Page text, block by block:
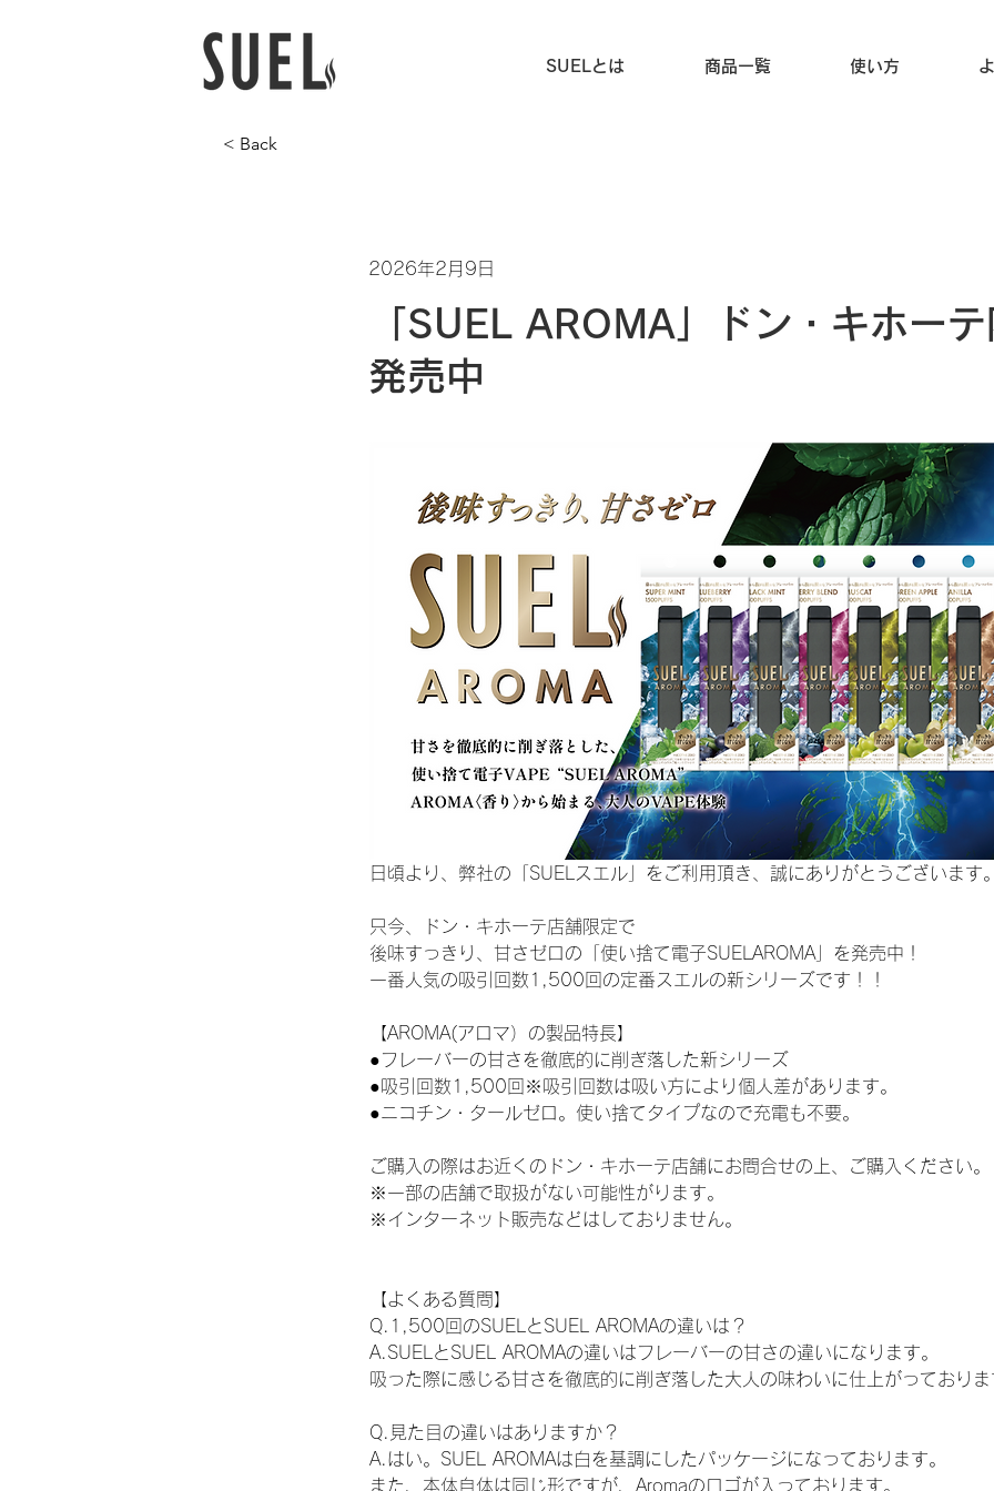
SUELとは 商品一覧 使い方
< Back
2026年2月9日
「SUEL AROMA」ドン・キホー
発売中
日頃より、弊社の「SUELスエル」をご利用頂き、誠にありがとうございます
只今、ドン・キホーテ店舗限定で
後味すっきり、甘さゼロの「使い捨て電子SUELAROMA」を発売中！
一番人気の吸引回数1,500回の定番スエルの新シリーズです！！
【AROMA(アロマ）の製品特長】
●フレーバーの甘さを徹底的に削ぎ落した新シリーズ
●吸引回数1,500回※吸引回数は吸い方により個人差があります。
●ニコチン・タールゼロ。使い捨てタイプなので充電も不要。
ご購入の際はお近くのドン・キホーテ店舗にお問合せの上、ご購入ください。
※一部の店舗で取扱がない可能性がります。
※インターネット販売などはしておりません。
【よくある質問】
Q.1,500回のSUELとSUEL AROMAの違いは？
A.SUELとSUEL AROMAの違いはフレーバーの甘さの違いになります。
吸った際に感じる甘さを徹底的に削ぎ落した大人の味わいに仕上がっており
Q.見た目の違いはありますか？
A.はい。SUEL AROMAは白を基調にしたパッケージになっております。
また、本体自体は同じ形ですが、Aromaのロゴが入っております。